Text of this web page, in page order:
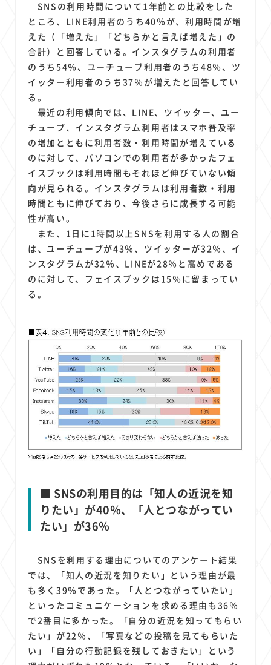
SNSの利用時間について1年前との比較をした
ところ、LINE利用者のうち40％が、利用時間が増
えた（「増えた」「どちらかと言えば増えた」の
合計）と回答している。インスタグラムの利用者
のうち54％、ユーチューブ利用者のうち48％、ツ
イッター利用者のうち37％が増えたと回答してい
る。
最近の利用傾向では、LINE、ツイッター、ユー
チューブ、インスタグラム利用者はスマホ普及率
の増加とともに利用者数・利用時間が増えている
のに対して、パソコンでの利用者が多かったフェ
イスブックは利用時間もそれほど伸びていない傾
向が見られる。インスタグラムは利用者数・利用
時間ともに伸びており、今後さらに成長する可能
性が高い。
また、1日に1時間以上SNSを利用する人の割合
は、ユーチューブが43％、ツイッターが32％、イ
ンスタグラムが32％、LINEが28％と高めである
のに対して、フェイスブックは15％に留まってい
る。
■ SNSの利用目的は「知人の近況を知
りたい」が40％、「人とつながってい
たい」が36％
SNSを利用する理由についてのアンケート結果
では、「知人の近況を知りたい」という理由が最
も多く39％であった。「人とつながっていたい」
といったコミュニケーションを求める理由も36％
で2番目に多かった。「自分の近況を知ってもらい
たい」が22％、「写真などの投稿を見てもらいた
い」「自分の行動記録を残しておきたい」という